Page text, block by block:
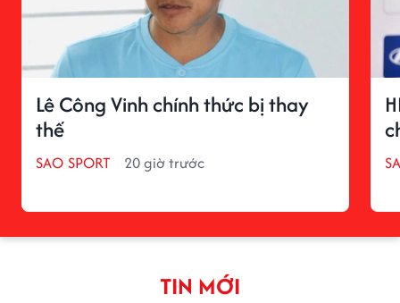
Lê Công Vinh chính thức bị thay
thế
SAO SPORT 20 giờ trước
TIN MỚI